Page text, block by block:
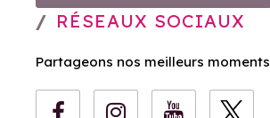
RÉSEAUX SOCIAUX
Partageons nos meilleurs moments